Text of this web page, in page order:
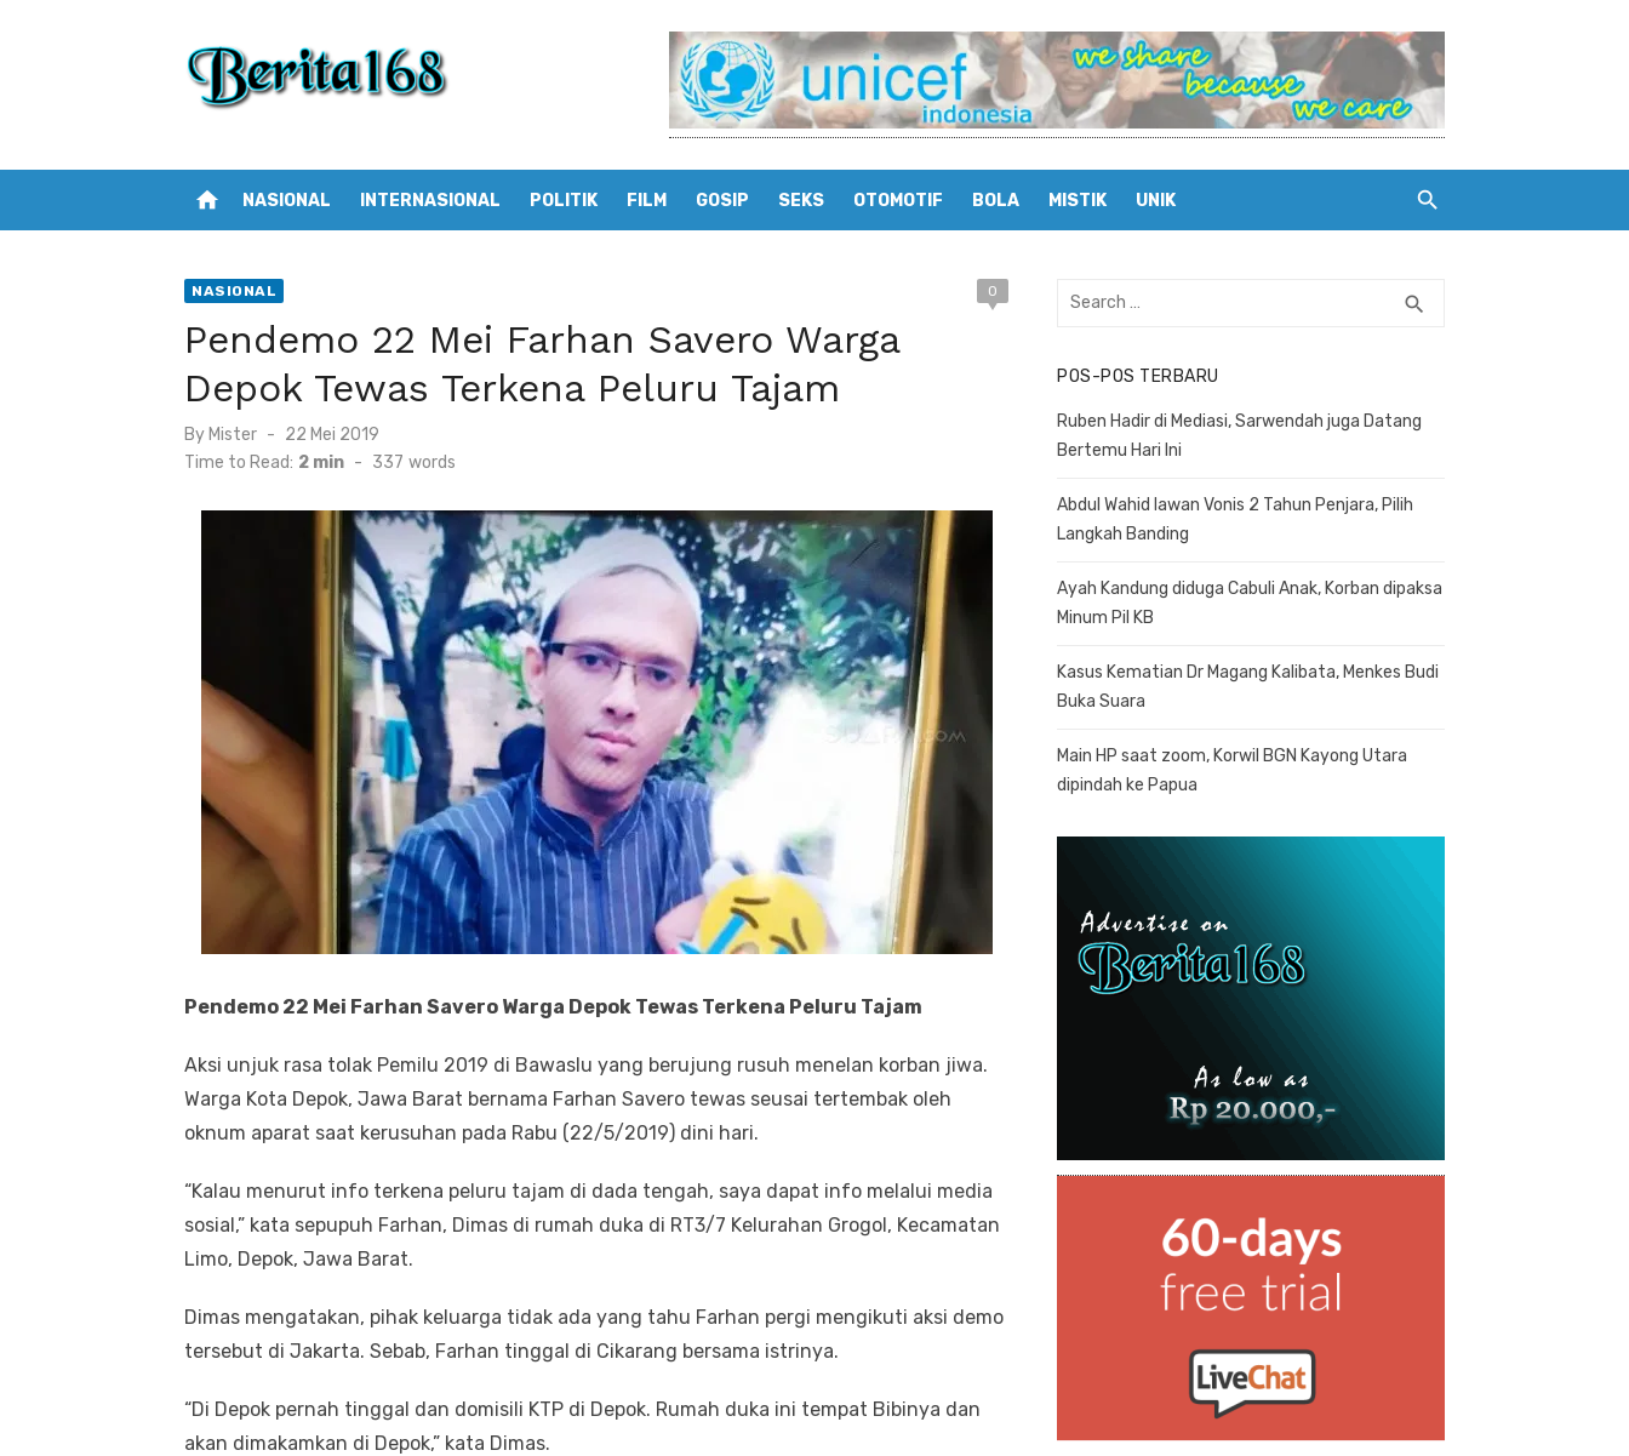
home NASIONAL INTERNASIONAL POLITIK FILM GOSIP SEKS OTOMOTIF BOLA MISTIK UNIK
NASIONAL 0
Pendemo 22 Mei Farhan Savero Warga
Depok Tewas Terkena Peluru Tajam
By Mister
Posted
on
22 Mei 2019
Time to Read: 2 min - 337 words
Pendemo 22 Mei Farhan Savero Warga Depok Tewas Terkena Peluru Tajam
Aksi unjuk rasa tolak Pemilu 2019 di Bawaslu yang berujung rusuh menelan korban jiwa.
Warga Kota Depok, Jawa Barat bernama Farhan Savero tewas seusai tertembak oleh
oknum aparat saat kerusuhan pada Rabu (22/5/2019) dini hari.
“Kalau menurut info terkena peluru tajam di dada tengah, saya dapat info melalui media
sosial,” kata sepupuh Farhan, Dimas di rumah duka di RT3/7 Kelurahan Grogol, Kecamatan
Limo, Depok, Jawa Barat.
Dimas mengatakan, pihak keluarga tidak ada yang tahu Farhan pergi mengikuti aksi demo
tersebut di Jakarta. Sebab, Farhan tinggal di Cikarang bersama istrinya.
“Di Depok pernah tinggal dan domisili KTP di Depok. Rumah duka ini tempat Bibinya dan
akan dimakamkan di Depok,” kata Dimas.
Search
search
POS-POS TERBARU
Ruben Hadir di Mediasi, Sarwendah juga Datang
Bertemu Hari Ini
Abdul Wahid lawan Vonis 2 Tahun Penjara, Pilih
Langkah Banding
Ayah Kandung diduga Cabuli Anak, Korban dipaksa
Minum Pil KB
Kasus Kematian Dr Magang Kalibata, Menkes Budi
Buka Suara
Main HP saat zoom, Korwil BGN Kayong Utara
dipindah ke Papua